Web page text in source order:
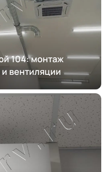
104: монтаж
вентиляции